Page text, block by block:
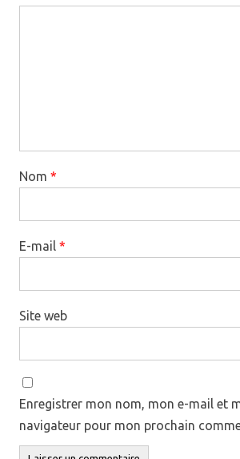
Nom *
E-mail *
Site web
Enregistrer mon nom, mon e-mail et
navigateur pour mon prochain